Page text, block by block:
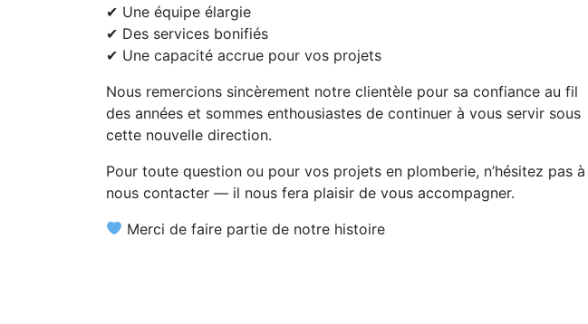
✔ Une équipe élargie
✔ Des services bonifiés
✔ Une capacité accrue pour vos projets
Nous remercions sincèrement notre clientèle pour sa confiance au fil
des années et sommes enthousiastes de continuer à vous servir sous
cette nouvelle direction.
Pour toute question ou pour vos projets en plomberie, n’hésitez pas à
nous contacter — il nous fera plaisir de vous accompagner.
Merci de faire partie de notre histoire